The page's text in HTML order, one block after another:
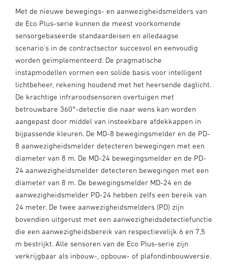
Met de nieuwe bewegings- en aanwezigheidsmelders van
de Eco Plus-serie kunnen de meest voorkomende
sensorgebaseerde standaardeisen en alledaagse
scenario's in de contractsector succesvol en eenvoudig
worden geïmplementeerd. De pragmatische
instapmodellen vormen een solide basis voor intelligent
lichtbeheer, rekening houdend met het heersende daglicht.
De krachtige infraroodsensoren overtuigen met
betrouwbare 360°-detectie die naar wens kan worden
aangepast door middel van insteekbare afdekkappen in
bijpassende kleuren. De MD-8 bewegingsmelder en de PD-
8 aanwezigheidsmelder detecteren bewegingen met een
diameter van 8 m. De MD-24 bewegingsmelder en de PD-
24 aanwezigheidsmelder detecteren bewegingen met een
diameter van 8 m. De bewegingsmelder MD-24 en de
aanwezigheidsmelder PD-24 hebben zelfs een bereik van
24 meter. De twee aanwezigheidsmelders (PD) zijn
bovendien uitgerust met een aanwezigheidsdetectiefunctie
die een aanwezigheidsbereik van respectievelijk 6 en 7,5
m bestrijkt. Alle sensoren van de Eco Plus-serie zijn
verkrijgbaar als inbouw-, opbouw- of plafondinbouwversie.